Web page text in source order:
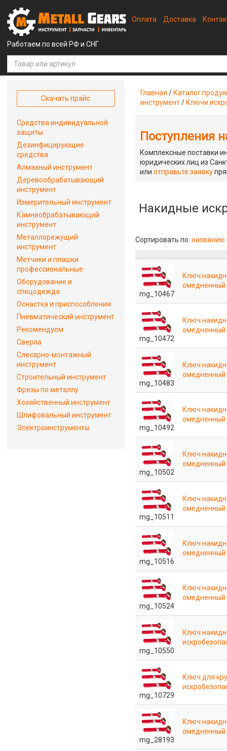
Работаем по всей РФ и СНГ
Оплата Доставка
Главная / Каталог
инструмент/ Ключи
Поступления
Комплексные поставки
юридических лиц из
илиотправьте заявку
Накидные
Сортировать по:названию
mg_10467
Ключ
омедненный
mg_10472
Ключ
омедненный
mg_10483
Ключ
омедненный
mg_10492
Ключ
омедненный
mg_10502
Ключ
омедненный
mg_10511
Ключ
омедненный
mg_10516
Ключ
омедненный
mg_10524
Ключ
омедненный
mg_10550
Ключ
mg_10729
Ключ для
mg_28193
Ключ
омедненный
Скачать прайс
Средства индивидуальной
защиты
Дезинфицирующие
средства
Алмазный инструмент
Деревообрабатывающий
инструмент
Измерительный инструмент
Камнеобрабатывающий
инструмент
Металлорежущий
инструмент
Метчики и плашки
профессиональные
Оборудование и
спецодежда
Оснастка и приспособления
Пневматический инструмент
Рекомендуем
Сверла
Слесарно-монтажный
инструмент
Строительный инструмент
Фрезы по металлу
Хозяйственный инструмент
Шлифовальный инструмент
Электроинструменты